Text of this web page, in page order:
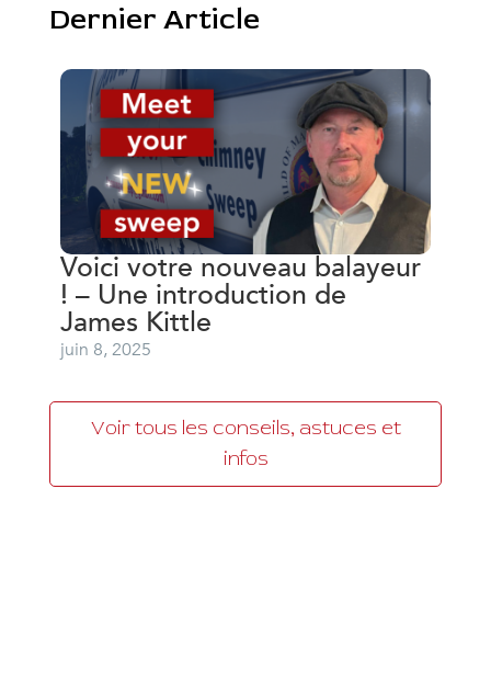
Dernier Article
Voici votre nouveau balayeur
! – Une introduction de
James Kittle
juin 8, 2025
Voir tous les conseils, astuces et
infos